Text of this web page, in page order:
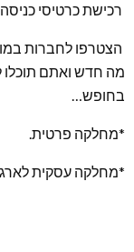
רכישת כרטיסי
הצטרפו לחברות
מה חדש ואתם תוכלו
בחופש…
*מחלקה פרטית.
*מחלקה עסקית